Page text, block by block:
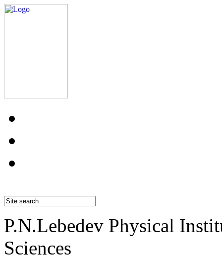
P.N.Lebedev Physical
Sciences